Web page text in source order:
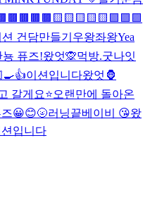
🟨🟨🟪🟪🟪
션 건담만들기 우왕좌왕Yea
뇽 퓨즈!왔엇🙊먹방.굿나잇
👍이션입니다왔엇🦍
갈게요⭐️오랜만에 돌아온
😀😊🌝러닝끝베이비 😘왔
션입니다